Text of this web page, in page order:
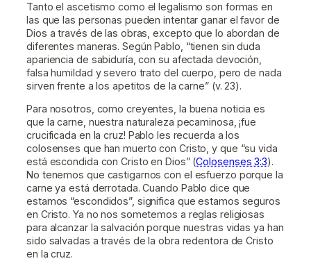
Tanto el ascetismo como el legalismo son formas en
las que las personas pueden intentar ganar el favor de
Dios a través de las obras, excepto que lo abordan de
diferentes maneras. Según Pablo, “tienen sin duda
apariencia de sabiduría, con su afectada devoción,
falsa humildad y severo trato del cuerpo, pero de nada
sirven frente a los apetitos de la carne” (v. 23).
Para nosotros, como creyentes, la buena noticia es
que la carne, nuestra naturaleza pecaminosa, ¡fue
crucificada en la cruz! Pablo les recuerda a los
colosenses que han muerto con Cristo, y que “su vida
está escondida con Cristo en Dios” (Colosenses 3:3).
No tenemos que castigarnos con el esfuerzo porque la
carne ya está derrotada. Cuando Pablo dice que
estamos “escondidos”, significa que estamos seguros
en Cristo. Ya no nos sometemos a reglas religiosas
para alcanzar la salvación porque nuestras vidas ya han
sido salvadas a través de la obra redentora de Cristo
en la cruz.